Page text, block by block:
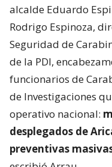
alcalde Eduardo
Rodrigo Espinoza,
Seguridad de
de la PDI,
funcionarios de
de Investigaciones
operativo nacional:
desplegados de
preventivas